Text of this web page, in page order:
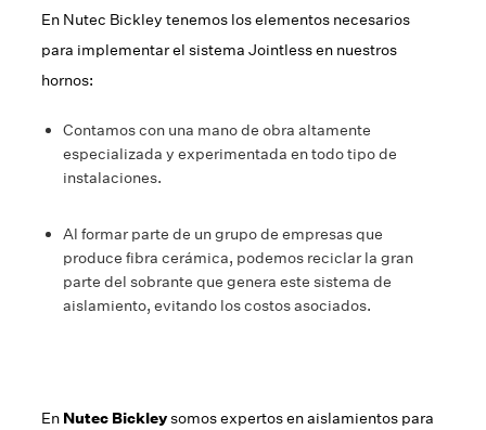
En Nutec Bickley tenemos los elementos necesarios
para implementar el sistema Jointless en nuestros
hornos:
Contamos con una mano de obra altamente
especializada y experimentada en todo tipo de
instalaciones.
Al formar parte de un grupo de empresas que
produce fibra cerámica, podemos reciclar la gran
parte del sobrante que genera este sistema de
aislamiento, evitando los costos asociados.
En Nutec Bickleysomos expertos en aislamientos para